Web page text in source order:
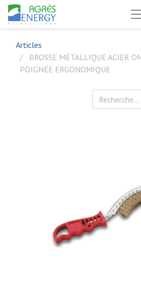
Articles
BROSSE MÉTALLIQUE ACIER
POIGNÉE ERGONOMIQUE